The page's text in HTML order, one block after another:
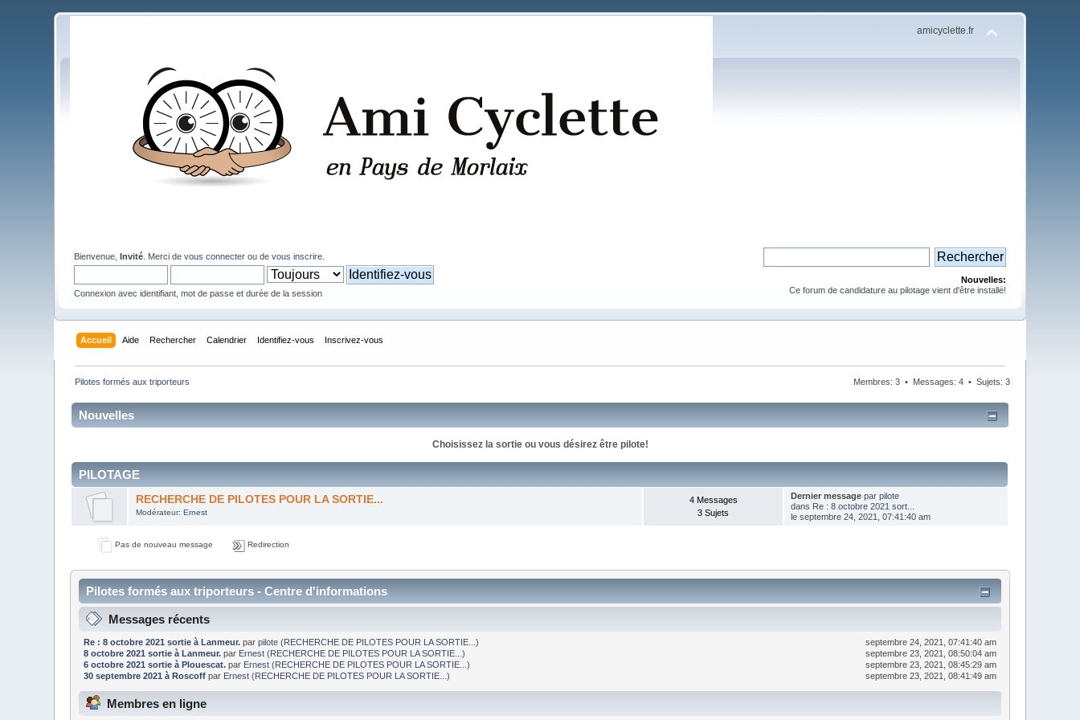
amicyclette.fr
Bienvenue,Invité . Merci devous connecter ou devous inscrire
Connexion avec identifiant, mot de passe et durée de la session
Nouvelles:
Ce forum de candidature au pilotage vient d'être installé!
Accueil Aide Rechercher Calendrier Identifiez-vous Inscrivez-vous
Pilotes formés aux triporteurs Membres: 3 • Messages: 4 • Sujets: 3
Nouvelles
Choisissez la sortie ou vous désirez être pilote!
PILOTAGE
RECHERCHE DE PILOTES POUR LA SORTIE...
Modérateur: Ernest
4 Messages
3 Sujets
Dernier messagepar pilote
dans Re : 8 octobre 2021 sort...
le septembre 24, 2021, 07:41:40 am
Pas de nouveau message Redirection
Pilotes formés aux triporteurs - Centre d'informations
Messages récents
Re : 8 octobre 2021 sortie à Lanmeur.par pilote(RECHERCHE DE PILOTES POUR LA SORTIE...)
septembre 24, 2021, 07:41:40 am
8 octobre 2021 sortie à Lanmeur.par Ernest(RECHERCHE DE PILOTES POUR LA SORTIE...)
septembre 23, 2021, 08:50:04 am
6 octobre 2021 sortie à Plouescat.par Ernest(RECHERCHE DE PILOTES POUR LA SORTIE...)
septembre 23, 2021, 08:45:29 am
30 septembre 2021 à Roscoffpar Ernest(RECHERCHE DE PILOTES POUR LA SORTIE...) septembre 23, 2021, 08:41:49 am
Membres en ligne